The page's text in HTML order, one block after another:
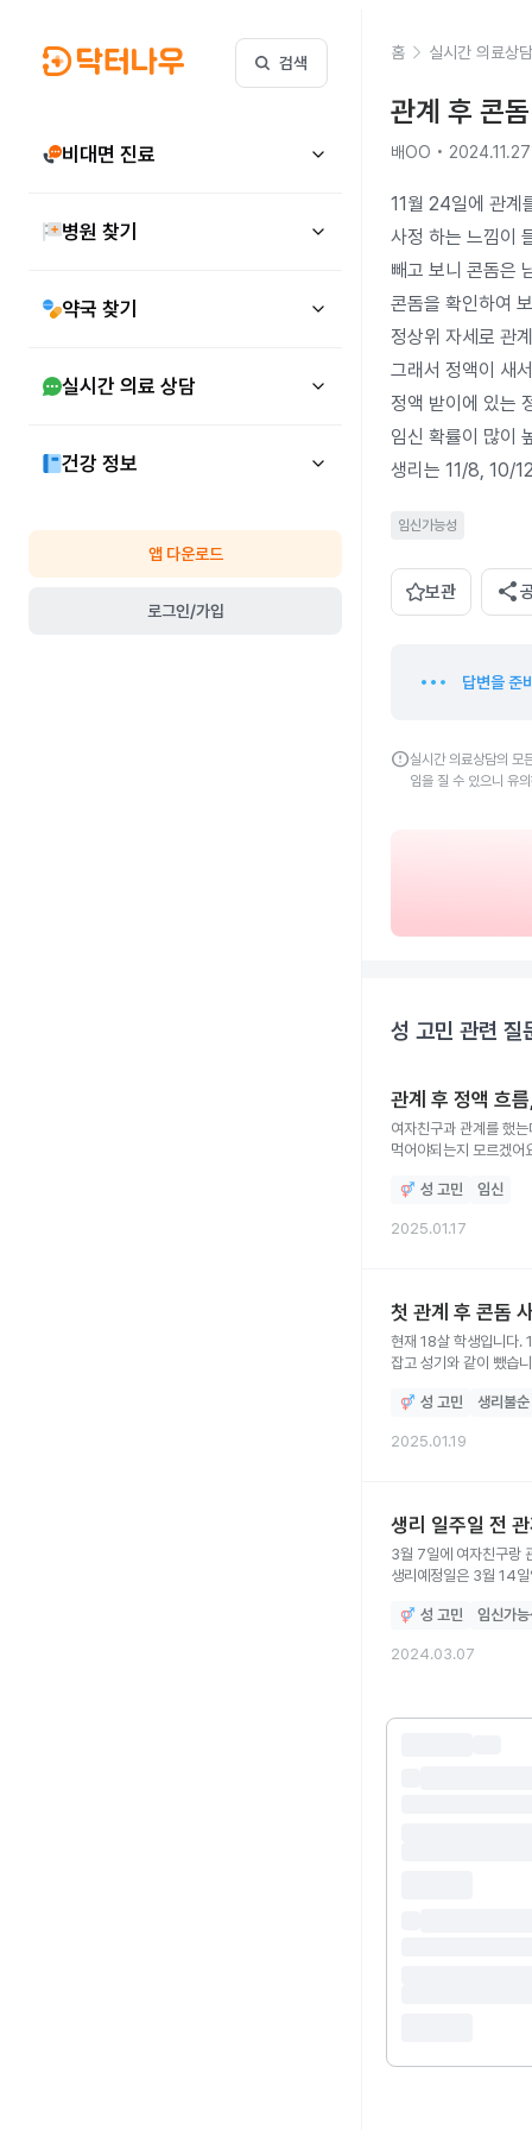
검색
비대면 진료
병원 찾기
약국 찾기
실시간 의료 상담
건강 정보
앱 다운로드
로그인/가입
홈 실시간 의료상담
관계 후 콘
배OO • 2024.11.27
11월 24일에 관계
사정 하는 느낌이
빼고 보니 콘돔은
콘돔을 확인하여
정상위 자세로 관
그래서 정액이 새
정액 받이에 있는
임신 확률이 많이
생리는 11/8, 10/
임신가능성
보관 share
답변을 준
error실시간 의료상담의 모
임을 질 수 있으니 유
성 고민 관련 질
관계 후 정액 흐
여자친구과 관계를 했
먹어야되는지 모르겠어
성 고민 임신
2025.01.17
첫 관계 후 콘돔
현재 18살 학생입니다.
잡고 성기와 같이 뺐습
잡니다. 관계이후 생리
성 고민 생리불순
2025.01.19
생리 일주일 전
3월 7일에 여자친구랑
생리예정일은 3월 14
여자친구 말로는 본인
성 고민 임신가
2024.03.07